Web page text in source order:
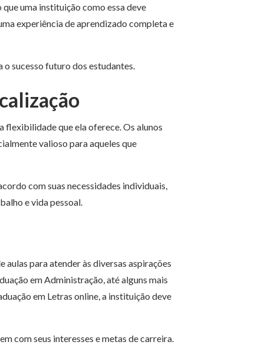
uma instituição como essa deve
experiência de aprendizado completa e
sucesso futuro dos estudantes.
flexibilidade que ela oferece. Os alunos
valioso para aqueles que
com suas necessidades individuais,
e vida pessoal.
para atender às diversas aspirações
em Administração, até alguns mais
em Letras online, a instituição deve
com seus interesses e metas de carreira.